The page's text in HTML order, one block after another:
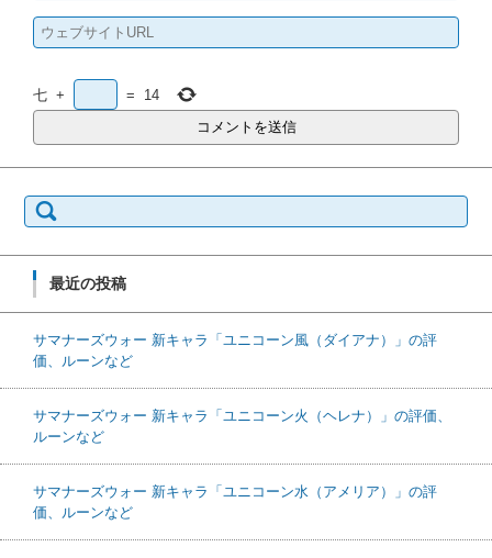
七 + = 14
検索:
最近の投稿
サマナーズウォー 新キャラ「ユニコーン風（ダイアナ）」の評
価、ルーンなど
サマナーズウォー 新キャラ「ユニコーン火（ヘレナ）」の評価、
ルーンなど
サマナーズウォー 新キャラ「ユニコーン水（アメリア）」の評
価、ルーンなど